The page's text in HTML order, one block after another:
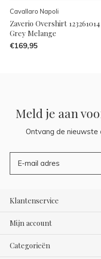
Cavallaro Napoli
Zaverio Overshirt
Grey Melange
€169,95
Meld je aan
Ontvang de nieuwste
Klantenservice
Mijn account
Categorieën